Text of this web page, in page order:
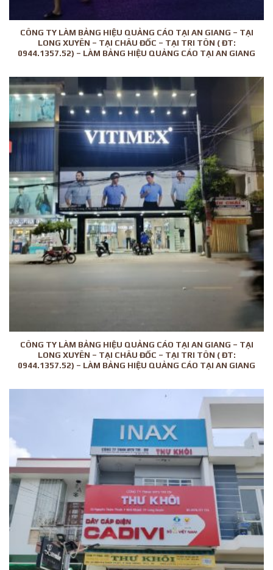
CÔNG TY LÀM BẢNG HIỆU QUẢNG CÁO TẠI AN GIANG – TẠI
LONG XUYÊN – TẠI CHÂU ĐỐC – TẠI TRI TÔN ( ĐT:
0944.1357.52) – LÀM BẢNG HIỆU QUẢNG CÁO TẠI AN GIANG
CÔNG TY LÀM BẢNG HIỆU QUẢNG CÁO TẠI AN GIANG – TẠI
LONG XUYÊN – TẠI CHÂU ĐỐC – TẠI TRI TÔN ( ĐT:
0944.1357.52) – LÀM BẢNG HIỆU QUẢNG CÁO TẠI AN GIANG